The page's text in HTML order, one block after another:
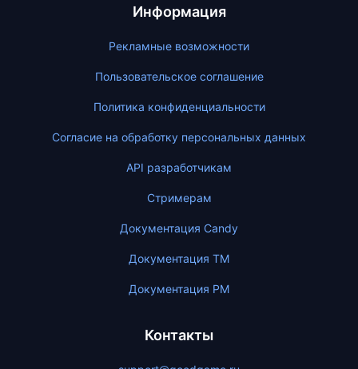
Информация
Рекламные возможности
Пользовательское соглашение
Политика конфиденциальности
Согласие на обработку персональных данных
API разработчикам
Стримерам
Документация Candy
Документация ТМ
Документация PM
Контакты